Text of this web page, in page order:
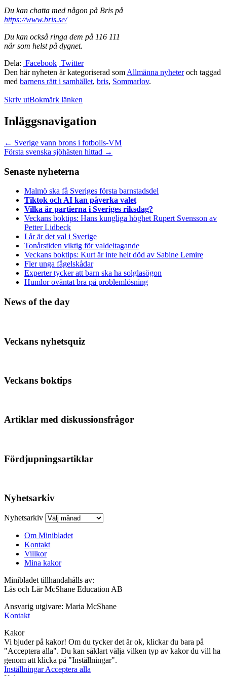
Du kan chatta med någon på Bris på
https://www.bris.se/
Du kan också ringa dem på 116 111
när som helst på dygnet.
Dela: Facebook Twitter
Den här nyheten är kategoriserad som Allmänna nyheteroch taggad
med barnens rätt i samhället, bris, Sommarlov.
Skriv utBokmärk länken
Inläggsnavigation
← Sverige vann brons i fotbolls-VM
Första svenska sjöhästen hittad →
Senaste nyheterna
Malmö ska få Sveriges första barnstadsdel
Tiktok och AI kan påverka valet
Vilka är partierna i Sveriges riksdag?
Veckans boktips: Hans kungliga höghet Rupert Svensson av
Petter Lidbeck
I år är det val i Sverige
Tonårstiden viktig för valdeltagande
Veckans boktips: Kurt är inte helt död av Sabine Lemire
Fler unga fågelskådar
Experter tycker att barn ska ha solglasögon
Humlor oväntat bra på problemlösning
News of the day
Veckans nyhetsquiz
Veckans boktips
Artiklar med diskussionsfrågor
Fördjupningsartiklar
Nyhetsarkiv
Nyhetsarkiv
Om Minibladet
Kontakt
Villkor
Mina kakor
Minibladet tillhandahålls av:
Läs och Lär McShane Education AB
Ansvarig utgivare: Maria McShane
Kontakt
Kakor
Vi bjuder på kakor! Om du tycker det är ok, klickar du bara på
"Acceptera alla". Du kan såklart välja vilken typ av kakor du vill ha
genom att klicka på "Inställningar".
InställningarAcceptera alla